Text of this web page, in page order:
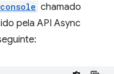
console chamado
pela API Async